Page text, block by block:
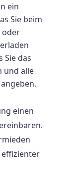
ein
Sie beim
oder
Sie das
und alle
einen
effizienter